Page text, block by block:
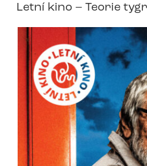
Letní kino – Teorie